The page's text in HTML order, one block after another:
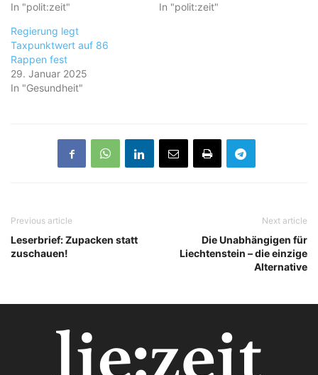
In "polit:zeit"
In "polit:zeit"
Regierung legt
Taxpunktwert auf 86
Rappen fest
29. Januar 2025
In "Gesundheit"
Previous article
Leserbrief: Zupacken statt
zuschauen!
Next article
Die Unabhängigen für
Liechtenstein – die einzige
Alternative